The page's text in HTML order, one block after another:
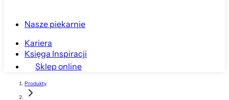
Nasze piekarnie
Kariera
Księga Inspiracji
Sklep online
Produkty